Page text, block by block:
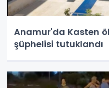
Anamur'da Kasten
şüphelisi tutuklandı